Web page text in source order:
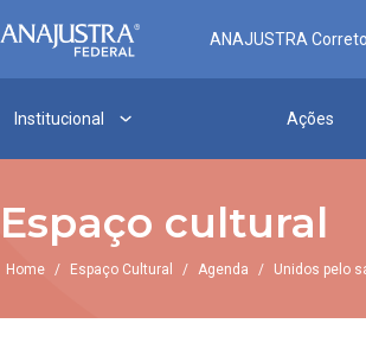
ANAJUSTRA
Institucional Ações
Espaço cultural
Home / Espaço Cultural / Agenda / Unidos pelo